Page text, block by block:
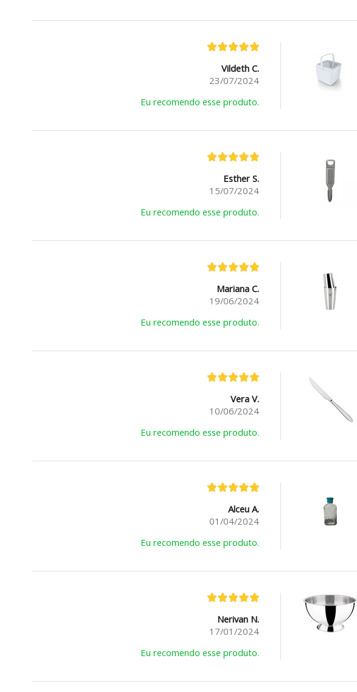
Vildeth C.
23/07/2024
Eu recomendo esse produto.
Esther S.
15/07/2024
Eu recomendo esse produto.
Mariana C.
19/06/2024
Eu recomendo esse produto.
Vera V.
10/06/2024
Eu recomendo esse produto.
Alceu A.
01/04/2024
Eu recomendo esse produto.
Nerivan N.
17/01/2024
Eu recomendo esse produto.